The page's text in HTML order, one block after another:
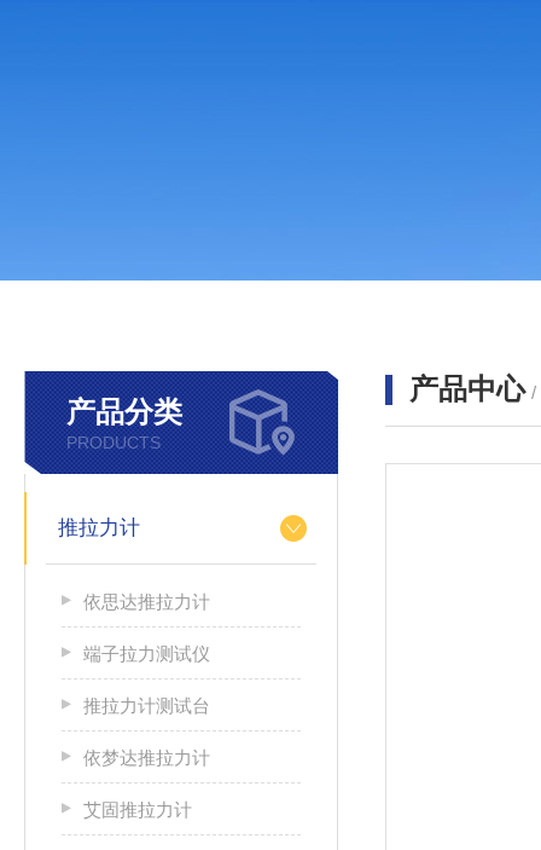
产品分类
PRODUCTS
推拉力计
依思达推拉力计
端子拉力测试仪
推拉力计测试台
依梦达推拉力计
艾固推拉力计
产品中心 /